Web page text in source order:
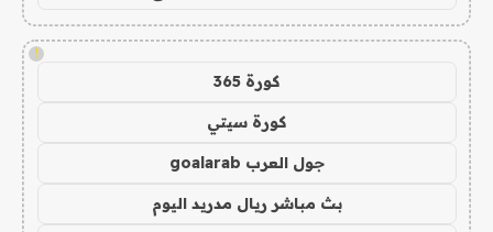
!
كورة 365
كورة سيتي
جول العرب goalarab
بث مباشر ريال مدريد اليوم